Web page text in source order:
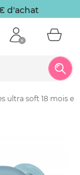
d'achat
ultra soft 18 mois et